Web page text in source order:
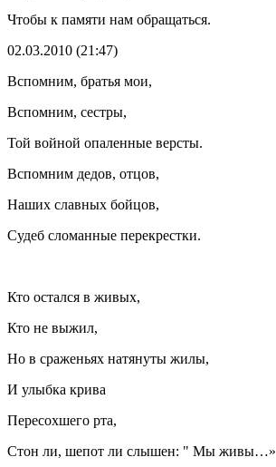
Чтобы к памяти нам обращаться.
02.03.2010 (21:47)
Вспомним, братья мои,
Вспомним, сестры,
Той войной опаленные версты.
Вспомним дедов, отцов,
Наших славных бойцов,
Судеб сломанные перекрестки.
Кто остался в живых,
Кто не выжил,
Но в сраженьях натянуты жилы,
И улыбка крива
Пересохшего рта,
Стон ли, шепот ли слышен: " Мы живы…»